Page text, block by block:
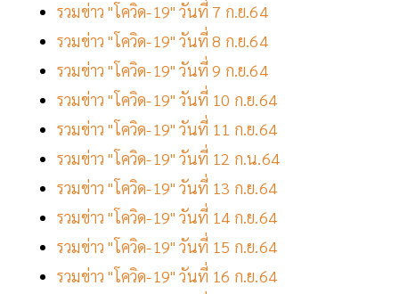
รวมข่าว "โควิด-19" วันที่ 7 ก.ย.64
รวมข่าว "โควิด-19" วันที่ 8 ก.ย.64
รวมข่าว "โควิด-19" วันที่ 9 ก.ย.64
รวมข่าว "โควิด-19" วันที่ 10 ก.ย.64
รวมข่าว "โควิด-19" วันที่ 11 ก.ย.64
รวมข่าว "โควิด-19" วันที่ 12 ก.น.64
รวมข่าว "โควิด-19" วันที่ 13 ก.ย.64
รวมข่าว "โควิด-19" วันที่ 14 ก.ย.64
รวมข่าว "โควิด-19" วันที่ 15 ก.ย.64
รวมข่าว "โควิด-19" วันที่ 16 ก.ย.64